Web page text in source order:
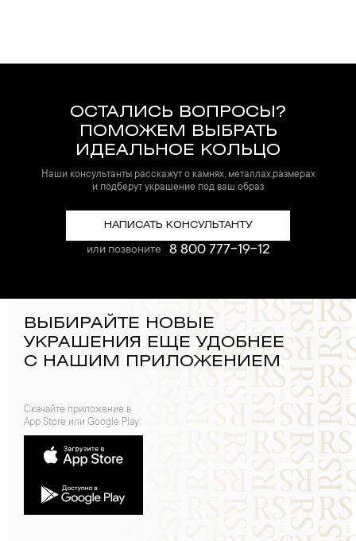
ОСТАЛИСЬ ВОПРОСЫ?
ПОМОЖЕМ ВЫБРАТЬ
ИДЕАЛЬНОЕ КОЛЬЦО
Наши консультанты расскажут о камнях, металлах,размерах
и подберут украшение под ваш образ
НАПИСАТЬ КОНСУЛЬТАНТУ
или позвоните 8 800 777-19-12
ВЫБИРАЙТЕ НОВЫЕ
УКРАШЕНИЯ ЕЩЕ УДОБНЕЕ
С НАШИМ ПРИЛОЖЕНИЕМ
Скачайте приложение в
App Store или Google Play: